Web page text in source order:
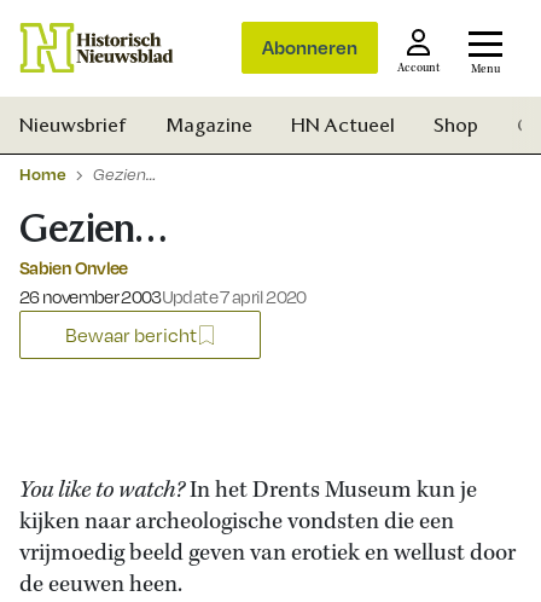
Abonneren
Account Menu
Zoek
Nieuwsbrief Magazine HN Actueel Shop
Home Gezien…
Gezien…
Sabien Onvlee
Gepubliceerd op:
26 november 2003Update 7 april 2020
Bewaar bericht
You like to watch?In het Drents Museum kun je
kijken naar archeologische vondsten die een
vrijmoedig beeld geven van erotiek en wellust door
de eeuwen heen.